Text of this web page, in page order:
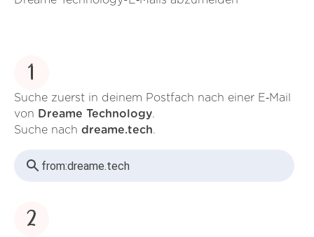
1
Suche zuerst in deinem Postfach nach einer E‑Mail
von Dreame Technology.
Suche nach dreame.tech.
from:dreame.tech
2